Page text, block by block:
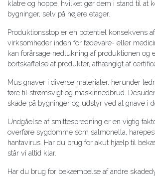
klatre og hoppe, hvilket gør dem i stand til at
bygninger, selv på højere etager.
Produktionsstop er en potentiel konsekvens
virksomheder inden for fødevare- eller
kan forårsage nedlukning af produktionen og
bortskaffelse af produkter, afhængigt af
Mus gnaver i diverse materialer, herunder
føre til strømsvigt og maskinnedbrud.
skade på bygninger og udstyr ved at gnave i
Undgåelse af smittespredning er en vigtig
overføre sygdomme som salmonella,
hantavirus. Har du brug for akut hjælp til
står vi altid klar.
Har du brug for bekæmpelse af andre